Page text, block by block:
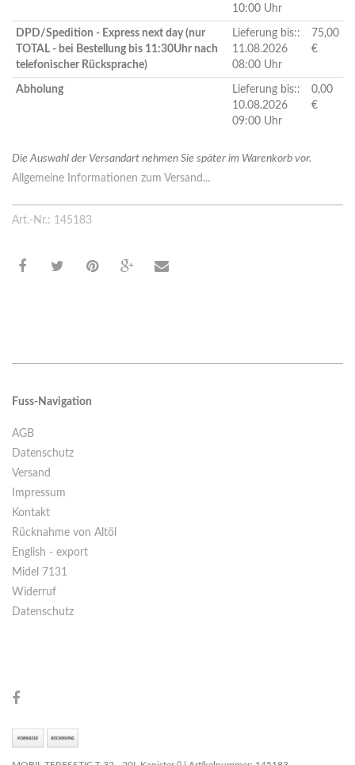
10:00 Uhr
DPD/Spedition - Express next day (nur
TOTAL - bei Bestellung bis 11:30Uhr nach
telefonischer Rücksprache)
Lieferung bis::
11.08.2026
08:00 Uhr
75,00
€
Abholung
Lieferung bis::
10.08.2026
09:00 Uhr
0,00
€
Die Auswahl der Versandart nehmen Sie später im Warenkorb vor.
Allgemeine Informationen zum Versand...
Art.-Nr.: 145183
Fuss-Navigation
AGB
Datenschutz
Versand
Impressum
Kontakt
Rücknahme von Altöl
English - export
Midel 7131
Widerruf
Datenschutz